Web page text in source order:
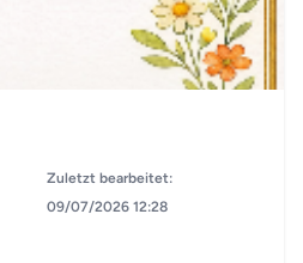
Zuletzt bearbeitet:
09/07/2026 12:28